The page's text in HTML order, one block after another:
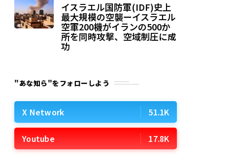
イスラエル国防軍(IDF)史上
最大規模の空襲ーイスラエル
空軍200機がイランの500か
所を同時攻撃、空域制圧に成
功
"あな知ら"をフォローしよう
X Network 51.1K
Youtube 17.8K